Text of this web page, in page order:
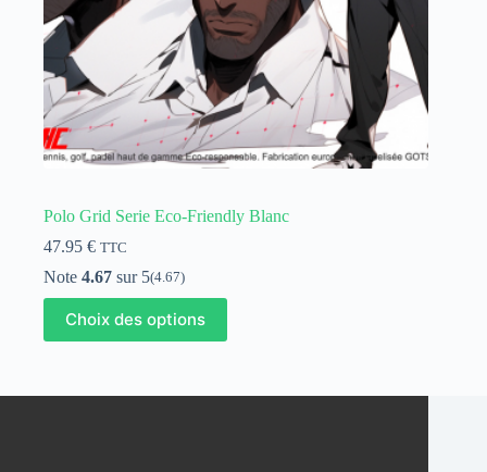
Polo Grid Serie Eco-Friendly Blanc
47.95 € TTC
Note 4.67 sur 5(4.67)
Choix des options
Ce
produit
a